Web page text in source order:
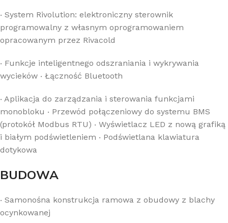
‧ System Rivolution: elektroniczny sterownik
programowalny z własnym oprogramowaniem
opracowanym przez Rivacold
‧ Funkcje inteligentnego odszraniania i wykrywania
wycieków ‧ Łączność Bluetooth
‧ Aplikacja do zarządzania i sterowania funkcjami
monobloku ‧ Przewód połączeniowy do systemu BMS
(protokół Modbus RTU) ‧ Wyświetlacz LED z nową grafiką
i białym podświetleniem ‧ Podświetlana klawiatura
dotykowa
BUDOWA
‧ Samonośna konstrukcja ramowa z obudowy z blachy
ocynkowanej